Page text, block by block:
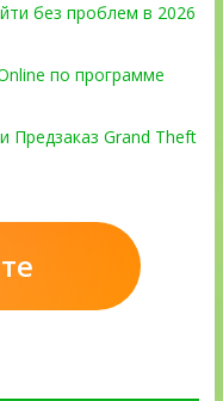
без проблем в 2026
по программе
Предзаказ Grand Theft